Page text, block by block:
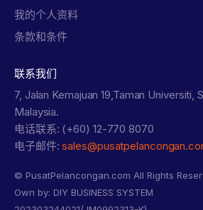
我的个人资料
条款和条件
联系我们
7, Jalan Kemajuan 19,Taman Universiti,
Malaysia.
电话联系: (+60) 12-770 8070
电子邮件:
© PusatPelancongan.com All Rights
Own by: DIY BUSINESS SYSTEM